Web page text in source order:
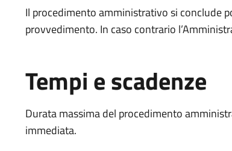
Il procedimento amministrativo si conclude
provvedimento. In caso contrario
Tempi e scadenze
Durata massima del procedimento
immediata.